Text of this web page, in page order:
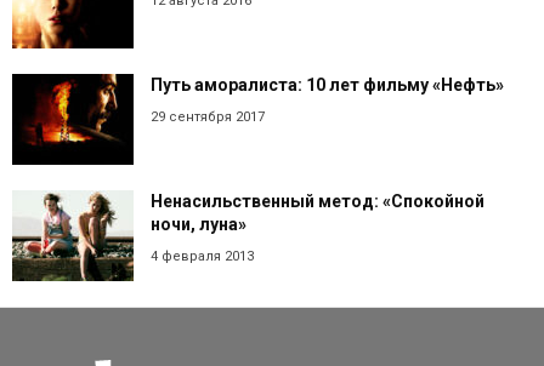
Путь аморалиста: 10 лет фильму «Нефть»
29 сентября 2017
Ненасильственный метод: «Спокойной
ночи, луна»
4 февраля 2013